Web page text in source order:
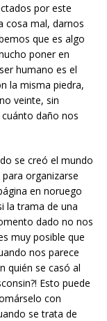
por este
cosa mal, darnos
que es algo
poner en
humano es el
la misma piedra,
veinte, sin
daño nos
se creó el mundo
organizarse
en noruego
la trama de una
dado no nos
muy posible que
nos parece
quién se casó al
Esto puede
con
se trata de